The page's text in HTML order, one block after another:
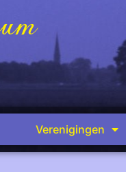
Verenigingen